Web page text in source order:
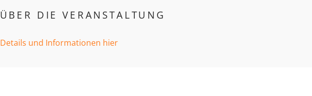
ÜBER DIE VERANSTALTUNG
Details und Informationen hier